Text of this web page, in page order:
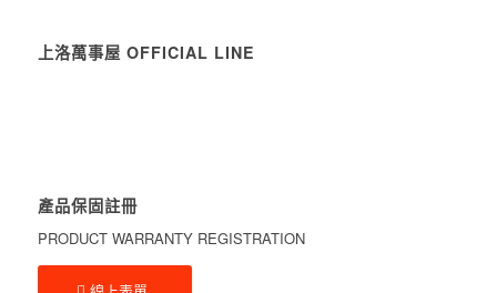
上洛萬事屋 OFFICIAL LINE
產品保固註冊
PRODUCT WARRANTY REGISTRATION